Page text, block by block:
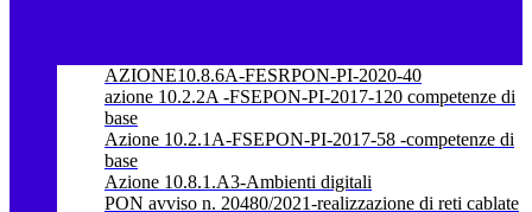
AZIONE10.8.6A-FESRPON-PI-2020-40
azione 10.2.2A -FSEPON-PI-2017-120 competenze di
base
Azione 10.2.1A-FSEPON-PI-2017-58 -competenze di
base
Azione 10.8.1.A3-Ambienti digitali
PON avviso n. 20480/2021-realizzazione di reti cablate